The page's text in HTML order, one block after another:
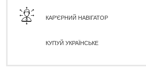
КАР'ЄРНИЙ НАВІГАТОР
КУПУЙ УКРАЇНСЬКЕ